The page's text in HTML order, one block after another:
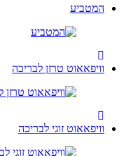
המטביע
וויפאאוט טרזן לבריכה
וויפאאוט זוגי לבריכה